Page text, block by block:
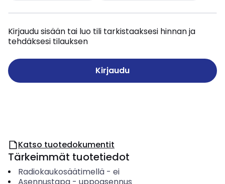
Kirjaudu sisään tai luo tili tarkistaaksesi hinnan ja
tehdäksesi tilauksen
Kirjaudu
Katso tuotedokumentit
Tärkeimmät tuotetiedot
Radiokaukosäätimellä- ei